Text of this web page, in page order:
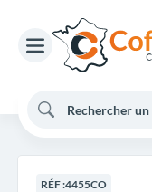
RÉF :4455CO